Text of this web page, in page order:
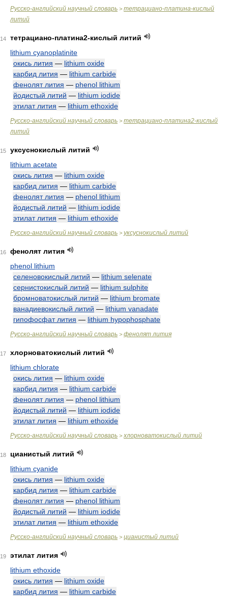
Русско-английский научный словарь > тетрациано-платина-кислый
литий
14
тетрациано-платина2-кислый литий
lithium cyanoplatinite
окись лития — lithium oxide
карбид лития — lithium carbide
фенолят лития — phenol lithium
йодистый литий — lithium iodide
этилат лития — lithium ethoxide
Русско-английский научный словарь > тетрациано-платина2-кислый
литий
15
уксуснокислый литий
lithium acetate
окись лития — lithium oxide
карбид лития — lithium carbide
фенолят лития — phenol lithium
йодистый литий — lithium iodide
этилат лития — lithium ethoxide
Русско-английский научный словарь > уксуснокислый литий
16
фенолят лития
phenol lithium
селеновокислый литий — lithium selenate
сернистокислый литий — lithium sulphite
бромноватокислый литий — lithium bromate
ванадиевокислый литий — lithium vanadate
гипофосфат лития — lithium hypophosphate
Русско-английский научный словарь > фенолят лития
17
хлорноватокислый литий
lithium chlorate
окись лития — lithium oxide
карбид лития — lithium carbide
фенолят лития — phenol lithium
йодистый литий — lithium iodide
этилат лития — lithium ethoxide
Русско-английский научный словарь > хлорноватокислый литий
18
цианистый литий
lithium cyanide
окись лития — lithium oxide
карбид лития — lithium carbide
фенолят лития — phenol lithium
йодистый литий — lithium iodide
этилат лития — lithium ethoxide
Русско-английский научный словарь > цианистый литий
19
этилат лития
lithium ethoxide
окись лития — lithium oxide
карбид лития — lithium carbide